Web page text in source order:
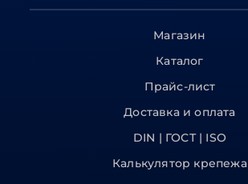
Магазин
Каталог
Прайс-лист
Доставка и оплата
DIN | ГОСТ | ISO
Калькулятор крепежа